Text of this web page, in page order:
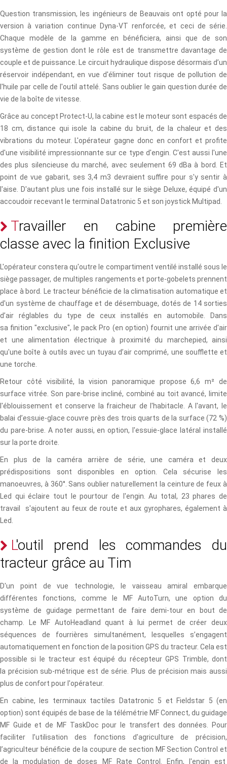
Question transmission, les ingénieurs de Beauvais ont opté pour la
version à variation continue Dyna-VT renforcée, et ceci de série.
Chaque modèle de la gamme en bénéficiera, ainsi que de son
système de gestion dont le rôle est de transmettre davantage de
couple et de puissance. Le circuit hydraulique dispose désormais d’un
réservoir indépendant, en vue d'éliminer tout risque de pollution de
l'huile par celle de l'outil attelé. Sans oublier le gain question durée de
vie de la boîte de vitesse.
Grâce au concept Protect-U, la cabine est le moteur sont espacés de
18 cm, distance qui isole la cabine du bruit, de la chaleur et des
vibrations du moteur. L'opérateur gagne donc en confort et profite
d'une visibilité impressionnante sur ce type d'engin. C'est aussi l'une
des plus silencieuse du marché, avec seulement 69 dBa à bord. Et
point de vue gabarit, ses 3,4 m3 devraient suffire pour s'y sentir à
l'aise. D'autant plus une fois installé sur le siège Deluxe, équipé d'un
accoudoir recevant le terminal Datatronic 5 et son joystick Multipad.
Travailler en cabine première
classe avec la fnition Exclusive
L'opérateur constera qu'outre le compartiment ventilé installé sous le
siège passager, de multiples rangements et porte-gobelets prennent
place à bord. Le tracteur bénéficie de la climatisation automatique et
d'un système de chauffage et de désembuage, dotés de 14 sorties
d’air réglables du type de ceux installés en automobile. Dans
sa finition "exclusive", le pack Pro (en option) fournit une arrivée d'air
et une alimentation électrique à proximité du marchepied, ainsi
qu'une boîte à outils avec un tuyau d’air comprimé, une soufflette et
une torche.
Retour côté visibilité, la vision panoramique propose 6,6 m² de
surface vitrée. Son pare-brise incliné, combiné au toit avancé, limite
l'éblouissement et conserve la fraicheur de l'habitacle. A l'avant, le
balai d’essuie-glace couvre près des trois quarts de la surface (72 %)
du pare-brise. A noter aussi, en option, l'essuie-glace latéral installé
sur la porte droite.
En plus de la caméra arrière de série, une caméra et deux
prédispositions sont disponibles en option. Cela sécurise les
manoeuvres, à 360°. Sans oublier naturellement la ceinture de feux à
Led qui éclaire tout le pourtour de l'engin. Au total, 23 phares de
travail s'ajoutent au feux de route et aux gyrophares, également à
Led.
L'outil prend les commandes du
tracteur grâce au Tim
D'un point de vue technologie, le vaisseau amiral embarque
différentes fonctions, comme le MF AutoTurn, une option du
système de guidage permettant de faire demi-tour en bout de
champ. Le MF AutoHeadland quant à lui permet de créer deux
séquences de fourrières simultanément, lesquelles s’engagent
automatiquement en fonction de la position GPS du tracteur. Cela est
possible si le tracteur est équipé du récepteur GPS Trimble, dont
la précision sub-métrique est de série. Plus de précision mais aussi
plus de confort pour l'opérateur.
En cabine, les terminaux tactiles Datatronic 5 et Fieldstar 5 (en
option) sont équipés de base de la télémétrie MF Connect, du guidage
MF Guide et de MF TaskDoc pour le transfert des données. Pour
faciliter l’utilisation des fonctions d'agriculture de précision,
l’agriculteur bénéficie de la coupure de section MF Section Control et
de la modulation de doses MF Rate Control. Enfin, l'engin est